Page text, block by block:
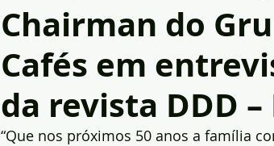
Chairman do
Cafés em
da revista DDD
“Que nos próximos 50 anos a família